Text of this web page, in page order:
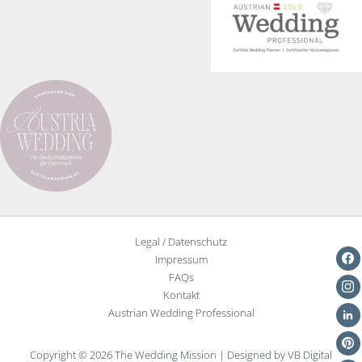
Legal / Datenschutz
Impressum
FAQs
Kontakt
Austrian Wedding Professional
Copyright © 2026 The Wedding Mission | Designed by VB Digital